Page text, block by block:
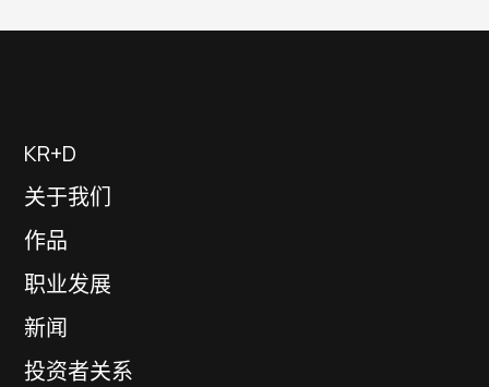
KR+D
关于我们
作品
职业发展
新闻
投资者关系